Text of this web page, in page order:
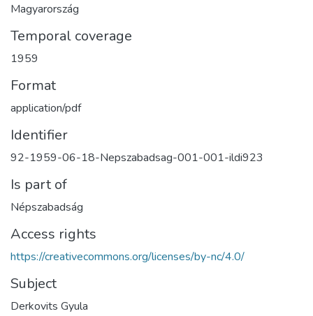
Magyarország
Temporal coverage
1959
Format
application/pdf
Identifier
92-1959-06-18-Nepszabadsag-001-001-ildi923
Is part of
Népszabadság
Access rights
https://creativecommons.org/licenses/by-nc/4.0/
Subject
Derkovits Gyula